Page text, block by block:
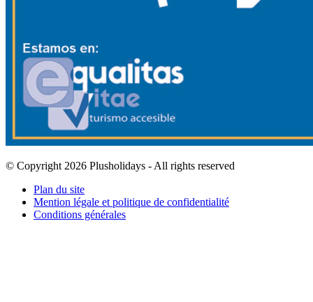
© Copyright 2026 Plusholidays - All rights reserved
Plan du site
Mention légale et politique de confidentialité
Conditions générales